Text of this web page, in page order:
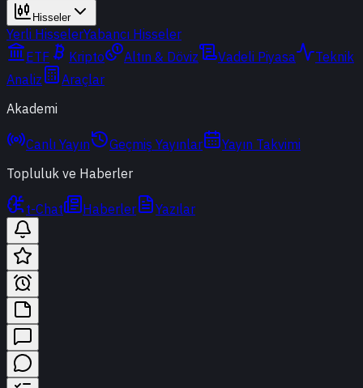
Hisseler
Yerli HisselerYabancı Hisseler
ETF
Kripto Altın & Döviz Vadeli Piyasa
Teknik
Analiz
Araçlar
Akademi
Canlı Yayın Geçmiş Yayınlar
Yayın Takvimi
Topluluk ve Haberler
t-Chat Haberler Yazılar